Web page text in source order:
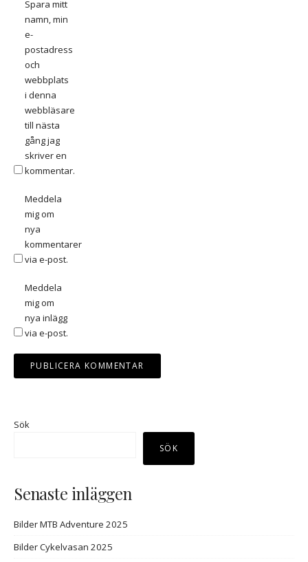
Spara mitt
namn, min
e-
postadress
och
webbplats
i denna
webbläsare
till nästa
gång jag
skriver en
kommentar.
Meddela
mig om
nya
kommentarer
via e-post.
Meddela
mig om
nya inlägg
via e-post.
Sök
SÖK
Senaste inläggen
Bilder MTB Adventure 2025
Bilder Cykelvasan 2025